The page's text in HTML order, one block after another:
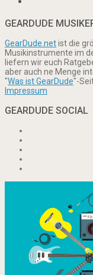
GEARDUDE
GearDude.netist die
Musikinstrumente im
liefern wir euch
aber auch ne Menge
"Was ist GearDude"-
Impressum
GEARDUDE SOCIAL